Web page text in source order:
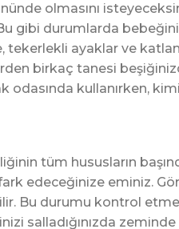
olmasını
gibi durumlarda
ayaklar ve
birkaç tanesi
odasında kullanırken,
tüm hususların
edeceğinize eminiz.
Bu durumu kontrol
salladığınızda